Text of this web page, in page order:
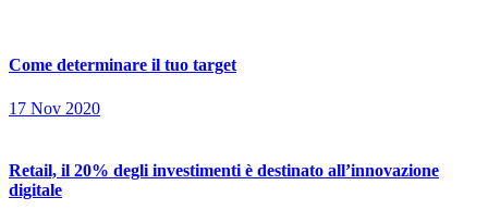
Come determinare il tuo target
17 Nov 2020
Retail, il 20% degli investimenti è destinato all’innovazione
digitale